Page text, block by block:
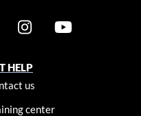
HELP
us
center